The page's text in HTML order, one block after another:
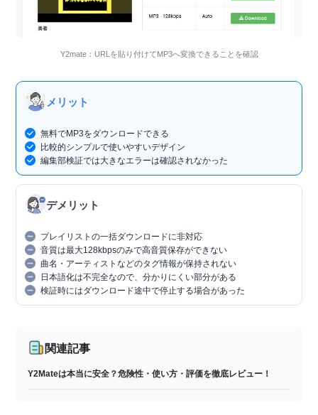
Y2mate：URLを貼り付けてMP3へ変換できることを確認
メリット
無料でMP3をダウンロードできる
比較的シンプルで使いやすいデザイン
編集部検証では大きなエラーは確認されなかった
デメリット
プレイリストの一括ダウンロードに非対応
音質は最大128kbpsのみで高音質保存ができない
曲名・アーティストなどのタグ情報が保持されない
日本語化は不完全なので、分かりにくい部分がある
検証時にはダウンロード途中で停止する場合があった
関連記事
Y2Mateは本当に安全？危険性・使い方・評価を徹底レビュー！